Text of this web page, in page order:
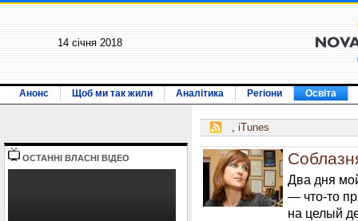
14 січня 2018
Анонс Щоб ми так жили Аналітика Регіони Освіта
ОСТАННI ВЛАСНI ВIДЕО
, iTunes
Два дня
— что-то
на целый